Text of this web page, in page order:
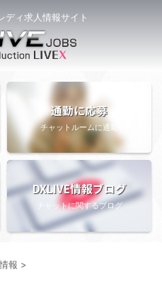
ディ求人情報サイト
通勤に応募
チャットルームに通勤
DXLIVE情報ブログ
チャットに関するブログ
報 >